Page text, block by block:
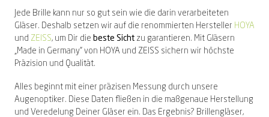
Jede Brille kann nur so gut sein wie die darin verarbeiteten
Gläser. Deshalb setzen wir auf die renommierten Hersteller HOYA
und ZEISS, um Dir die beste Sicht zu garantieren. Mit Gläsern
„Made in Germany“ von HOYA und ZEISS sichern wir höchste
Präzision und Qualität.
Alles beginnt mit einer präzisen Messung durch unsere
Augenoptiker. Diese Daten fließen in die maßgenaue Herstellung
und Veredelung Deiner Gläser ein. Das Ergebnis? Brillengläser,